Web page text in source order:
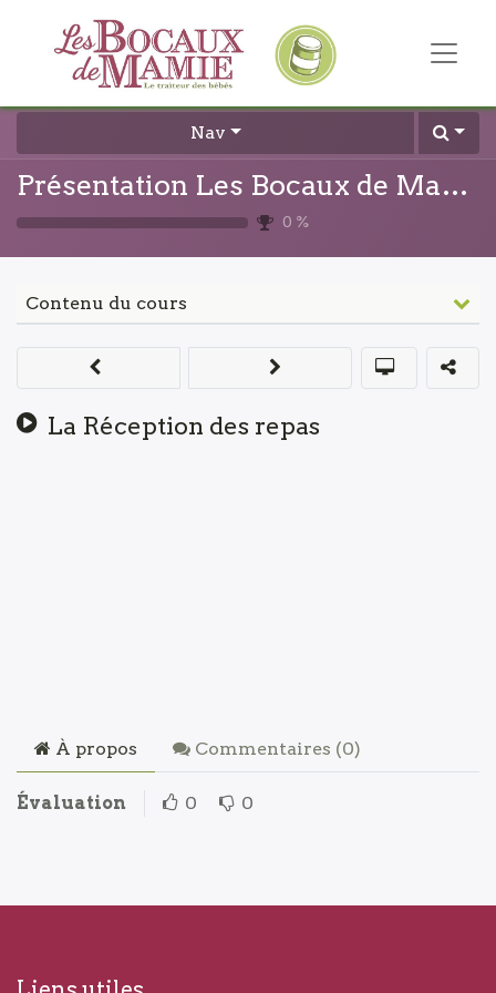
Nav
Présentation Les Bocaux de Mamie
0 %
Contenu du cours
La Réception des repas
À propos Commentaires (0)
Évaluation 0 0